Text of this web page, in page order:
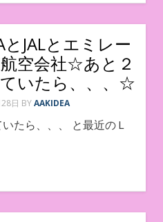
JALとエミレー
空会社☆あと２
いたら、、、☆
日 BY AAKIDEA
たら、、、 と最近のＬ